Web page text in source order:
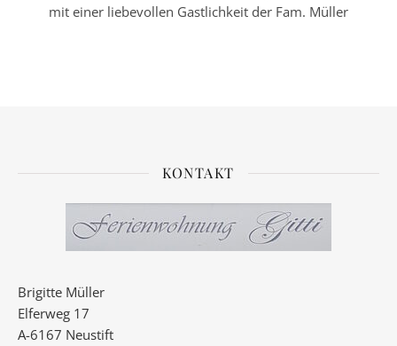
mit einer liebevollen Gastlichkeit der Fam. Müller
KONTAKT
Brigitte Müller
Elferweg 17
A-6167 Neustift